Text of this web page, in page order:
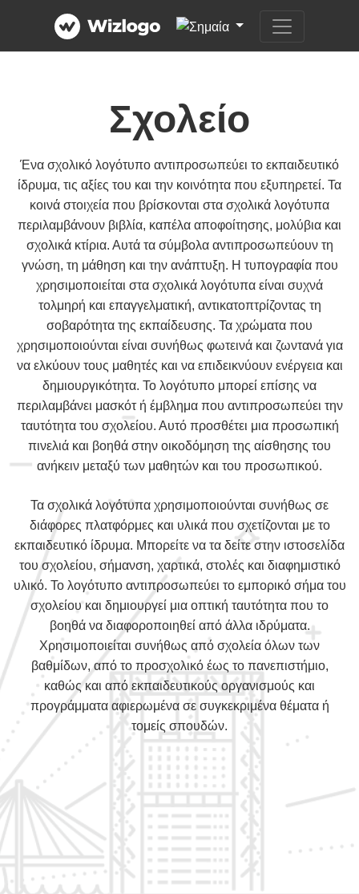
Σχολείο
Ένα σχολικό λογότυπο αντιπροσωπεύει το εκπαιδευτικό
ίδρυμα, τις αξίες του και την κοινότητα που εξυπηρετεί. Τα
κοινά στοιχεία που βρίσκονται στα σχολικά λογότυπα
περιλαμβάνουν βιβλία, καπέλα αποφοίτησης, μολύβια και
σχολικά κτίρια. Αυτά τα σύμβολα αντιπροσωπεύουν τη
γνώση, τη μάθηση και την ανάπτυξη. Η τυπογραφία που
χρησιμοποιείται στα σχολικά λογότυπα είναι συχνά
τολμηρή και επαγγελματική, αντικατοπτρίζοντας τη
σοβαρότητα της εκπαίδευσης. Τα χρώματα που
χρησιμοποιούνται είναι συνήθως φωτεινά και ζωντανά για
να ελκύουν τους μαθητές και να επιδεικνύουν ενέργεια και
δημιουργικότητα. Το λογότυπο μπορεί επίσης να
περιλαμβάνει μασκότ ή έμβλημα που αντιπροσωπεύει την
ταυτότητα του σχολείου. Αυτό προσθέτει μια προσωπική
πινελιά και βοηθά στην οικοδόμηση της αίσθησης του
ανήκειν μεταξύ των μαθητών και του προσωπικού.
Τα σχολικά λογότυπα χρησιμοποιούνται συνήθως σε
διάφορες πλατφόρμες και υλικά που σχετίζονται με το
εκπαιδευτικό ίδρυμα. Μπορείτε να τα δείτε στην ιστοσελίδα
του σχολείου, σήμανση, χαρτικά, στολές και διαφημιστικό
υλικό. Το λογότυπο αντιπροσωπεύει το εμπορικό σήμα του
σχολείου και δημιουργεί μια οπτική ταυτότητα που το
βοηθά να διαφοροποιηθεί από άλλα ιδρύματα.
Χρησιμοποιείται συνήθως από σχολεία όλων των
βαθμίδων, από το προσχολικό έως το πανεπιστήμιο,
καθώς και από εκπαιδευτικούς οργανισμούς και
προγράμματα αφιερωμένα σε συγκεκριμένα θέματα ή
τομείς σπουδών.